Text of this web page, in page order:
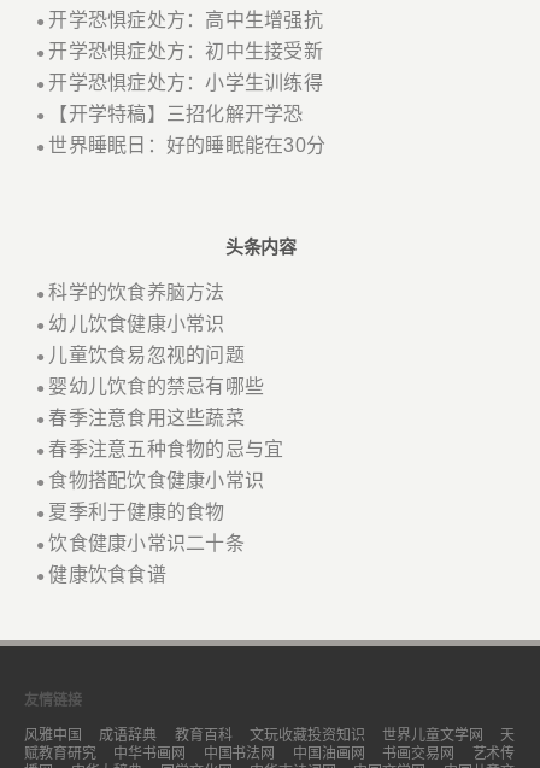
● 开学恐惧症处方：高中生增强抗
● 开学恐惧症处方：初中生接受新
● 开学恐惧症处方：小学生训练得
● 【开学特稿】三招化解开学恐
● 世界睡眠日：好的睡眠能在30分
头条内容
●科学的饮食养脑方法
● 幼儿饮食健康小常识
● 儿童饮食易忽视的问题
● 婴幼儿饮食的禁忌有哪些
● 春季注意食用这些蔬菜
● 春季注意五种食物的忌与宜
● 食物搭配饮食健康小常识
● 夏季利于健康的食物
●饮食健康小常识二十条
●健康饮食食谱
友情链接
风雅中国 成语辞典 教育百科 文玩收藏投资知识 世界儿童文学网
天
赋教育研究
中华书画网 中国书法网 中国油画网 书画交易网
艺术传